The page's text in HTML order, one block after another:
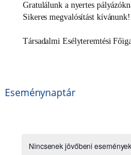
Gratulálunk a nyertes
Sikeres megvalósítást kívánunk!
Társadalmi Esélyteremtési
Eseménynaptár